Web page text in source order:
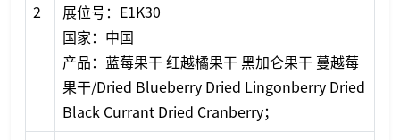
2
展位号：E1K30
国家：中国
产品：蓝莓果干 红越橘果干 黑加仑果干 蔓越莓
果干/Dried Blueberry Dried Lingonberry Dried
Black Currant Dried Cranberry；